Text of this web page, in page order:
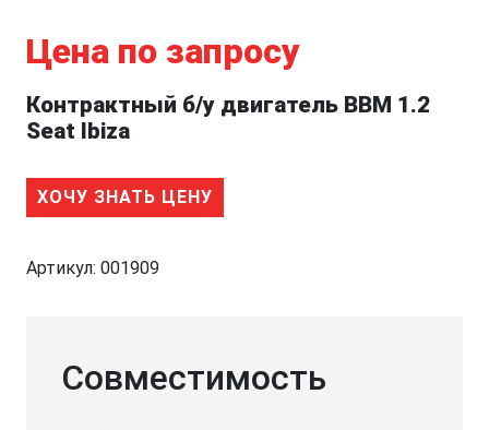
Цена по запросу
Контрактный б/у двигатель BBM 1.2
Seat Ibiza
ХОЧУ ЗНАТЬ ЦЕНУ
Артикул: 001909
Совместимость